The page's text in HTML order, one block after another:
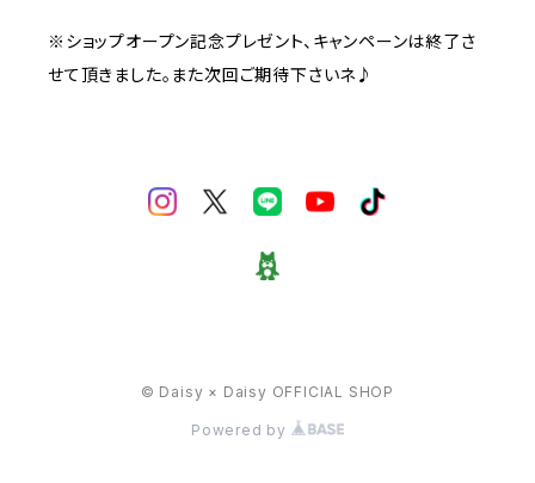
※ショップオープン記念プレゼント、キャンペーンは終了さ
せて頂きました。また次回ご期待下さいネ♪
© Daisy × Daisy OFFICIAL SHOP
Powered by